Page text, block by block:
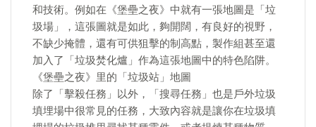
和技術。例如在《堡壘之夜》中就有一張地圖是「垃
圾場」，這張圖就是如此，夠開闊，有良好的視野，
不缺少掩體，還有可供狙擊的制高點，製作組甚至還
加入了「垃圾焚化爐」作為這張地圖中的特色陷阱。
《堡壘之夜》里的「垃圾站」地圖
除了「擊殺任務」以外，「搜尋任務」也是戶外垃圾
填埋場中很常見的任務，大致內容就是讓你在垃圾填